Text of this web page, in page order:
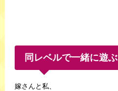
同レベルで一緒に遊ぶ
嫁さんと私、